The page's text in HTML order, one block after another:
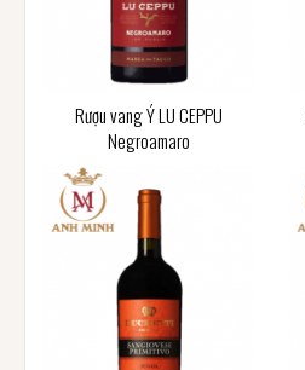
Rượu vang Ý LU CEPPU
Negroamaro